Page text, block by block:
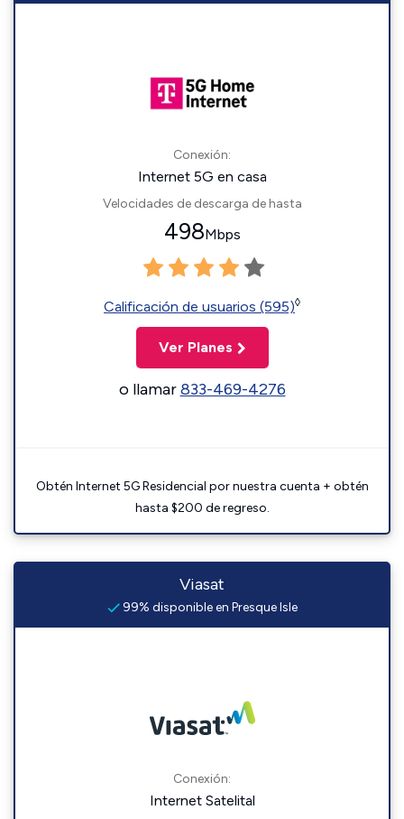
Conexión:
Internet 5G en casa
Velocidades de descarga de hasta
498Mbps
Calificación de usuarios (595)◊
Ver Planes
o llamar833-469-4276
Obtén Internet 5G Residencial por nuestra cuenta + obtén
hasta $200 de regreso.
Viasat
99% disponible en Presque Isle
Conexión:
Internet Satelital